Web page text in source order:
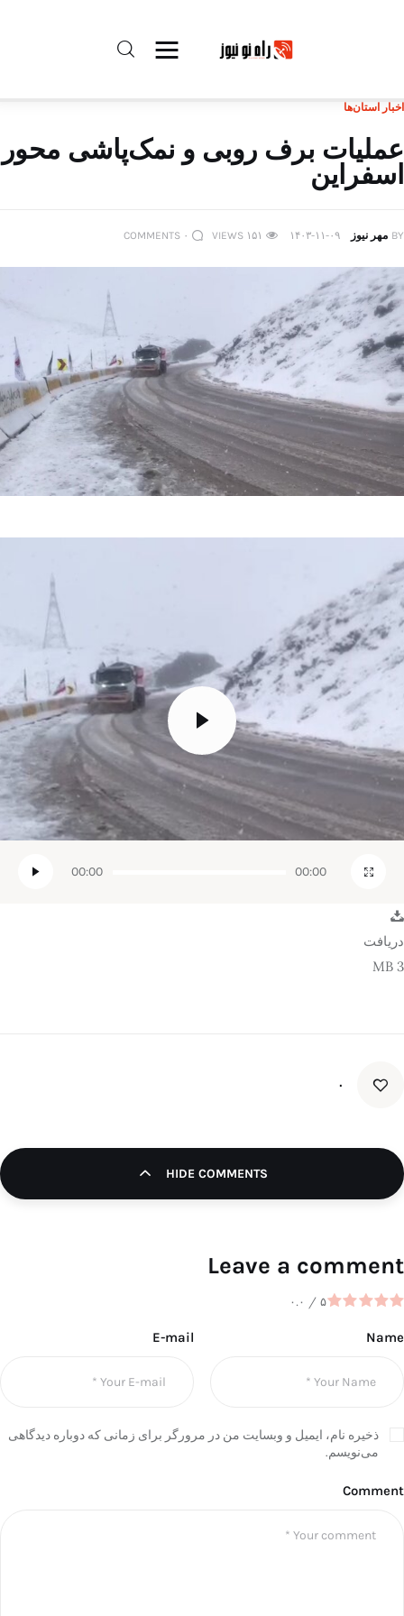
درباره راه‌ نو نیوز
حفظ حریم شخصی
قوانین بازنشر
تبلیغات راه نو نیوز
آوین دیلی
تک کده
پایگاه خبری آبان
خرید موتور ایمپلنت
اخبار استان‌ها
عملیات برف ‌روبی و نمک‌پاشی محور
اسفراین
BY مهر نیوز ۱۴۰۳-۱۱-۰۹ ۱۵۱ VIEWS ۰ COMMENTS
ویدیو
00:00 00:00
دریافت
3 MB
۰
HIDE COMMENTS
Leave a comment
۰.۰ / ۵
Name
E-mail
ذخیره نام، ایمیل و وبسایت من در مرورگر برای زمانی که دوباره دیدگاهی
می‌نویسم.
Comment